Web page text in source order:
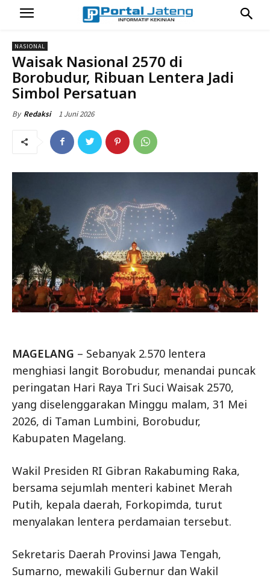
NASIONAL
Waisak Nasional 2570 di
Borobudur, Ribuan Lentera Jadi
Simbol Persatuan
By Redaksi 1 Juni 2026
MAGELANG – Sebanyak 2.570 lentera
menghiasi langit Borobudur, menandai puncak
peringatan Hari Raya Tri Suci Waisak 2570,
yang diselenggarakan Minggu malam, 31 Mei
2026, di Taman Lumbini, Borobudur,
Kabupaten Magelang.
Wakil Presiden RI Gibran Rakabuming Raka,
bersama sejumlah menteri kabinet Merah
Putih, kepala daerah, Forkopimda, turut
menyalakan lentera perdamaian tersebut.
Sekretaris Daerah Provinsi Jawa Tengah,
Sumarno, mewakili Gubernur dan Wakil